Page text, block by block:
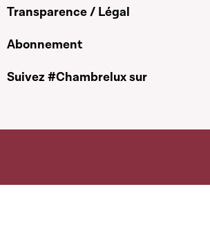
Transparence / Légal
Abonnement
Suivez #Chambrelux sur